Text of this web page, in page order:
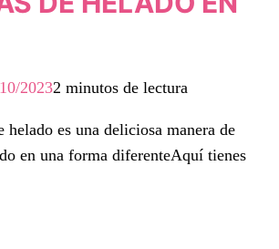
20232 minutos de lectura
helado es una deliciosa manera de
en una forma diferenteAquí tienes